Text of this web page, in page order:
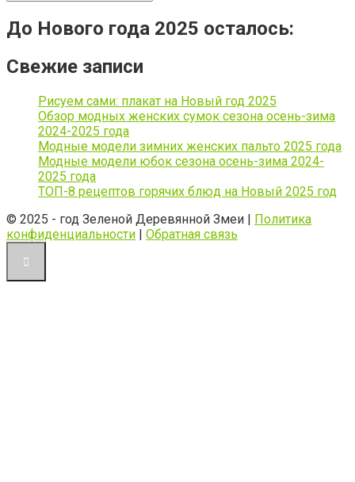
До Нового года 2025 осталось:
Свежие записи
Рисуем сами: плакат на Новый год 2025
Обзор модных женских сумок сезона осень-зима
2024-2025 года
Модные модели зимних женских пальто 2025 года
Модные модели юбок сезона осень-зима 2024-
2025 года
ТОП-8 рецептов горячих блюд на Новый 2025 год
© 2025 - год Зеленой Деревянной Змеи | Политика
конфиденциальности | Обратная связь